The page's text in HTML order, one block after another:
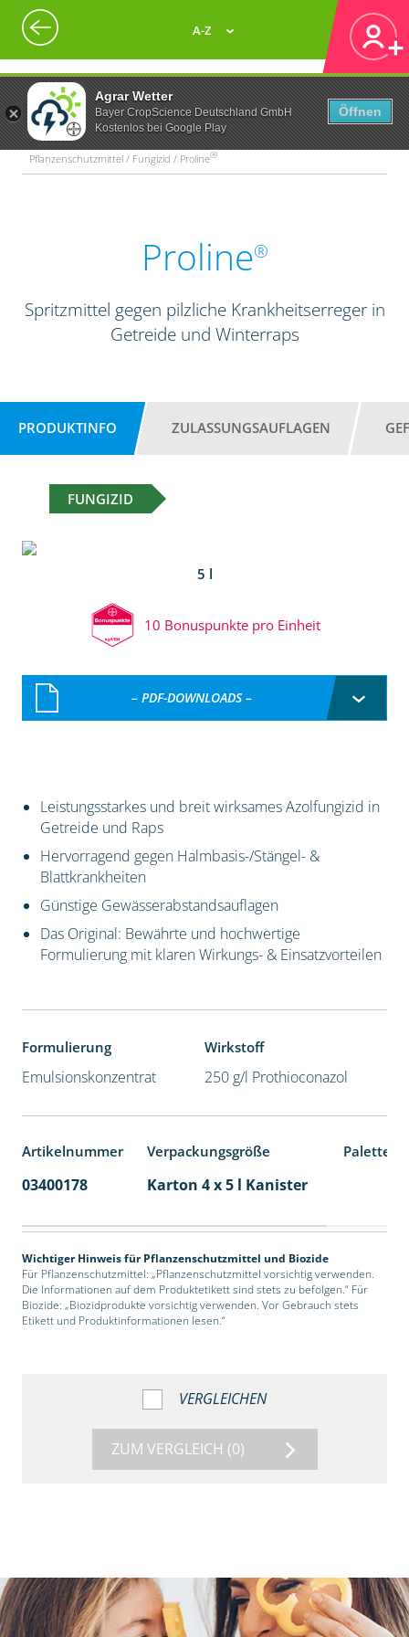
Agrar Wetter
Bayer CropScience Deutschland GmbH
Kostenlos bei Google Play
Öffnen
A-Z
Pflanzenschutzmittel / Fungizid / Proline®
Proline®
Spritzmittel gegen pilzliche Krankheitserreger in
Getreide und Winterraps
PRODUKTINFO ZULASSUNGSAUFLAGEN
FUNGIZID
5 l
10 Bonuspunkte pro Einheit
– PDF-DOWNLOADS –
Leistungsstarkes und breit wirksames Azolfungizid in
Getreide und Raps
Hervorragend gegen Halmbasis-/Stängel- &
Blattkrankheiten
Günstige Gewässerabstandsauflagen
Das Original: Bewährte und hochwertige
Formulierung mit klaren Wirkungs- & Einsatzvorteilen
Formulierung
Emulsionskonzentrat
Wirkstoff
250 g/l Prothioconazol
Artikelnummer Verpackungsgröße
03400178 Karton 4 x 5 l Kanister
Wichtiger Hinweis für Pflanzenschutzmittel und Biozide
Für Pflanzenschutzmittel: „Pflanzenschutzmittel vorsichtig verwenden.
Die Informationen auf dem Produktetikett sind stets zu befolgen.“ Für
Biozide: „Biozidprodukte vorsichtig verwenden. Vor Gebrauch stets
Etikett und Produktinformationen lesen.“
VERGLEICHEN
ZUM VERGLEICH (0)